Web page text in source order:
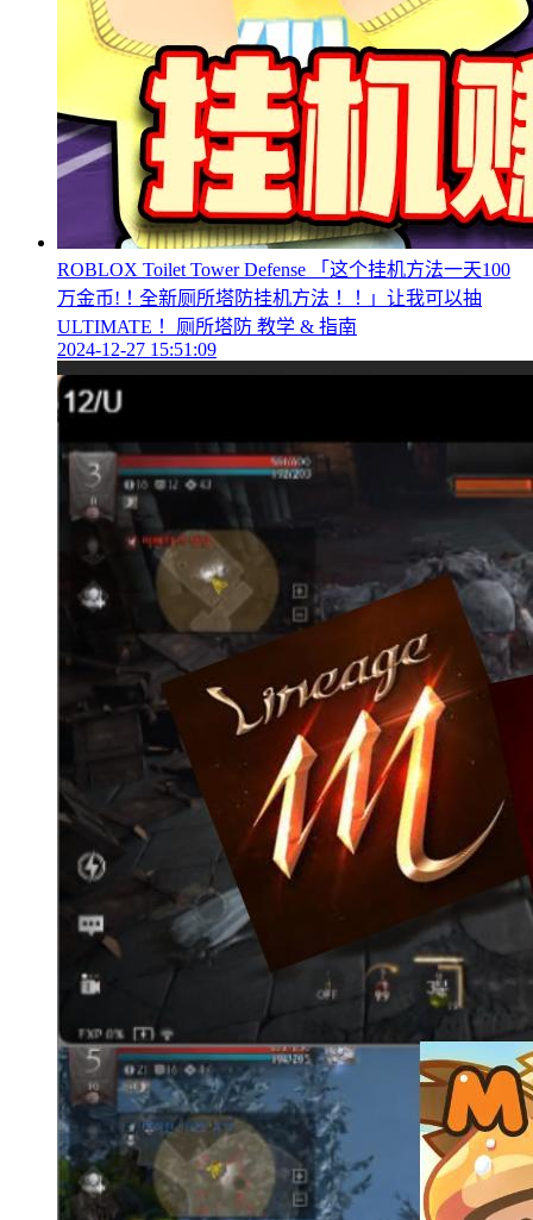
ROBLOX Toilet Tower Defense 「这个挂机方法一天100
万金币!！全新厕所塔防挂机方法！！」让我可以抽
ULTIMATE！ 厕所塔防 教学 & 指南
2024-12-27 15:51:09